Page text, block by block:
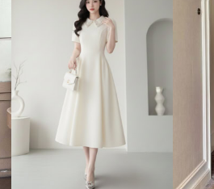
những trải nghiệm tuyệt vời
tin và tỏa sáng trong mọi hoàn
phá thêm nhiều mẫu áo sơ